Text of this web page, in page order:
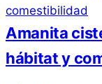
Amanita
hábitat y